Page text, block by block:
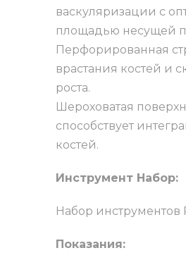
васкуляризации с
площадью несущей
Перфорированная
врастания костей и
роста.
Шероховатая
способствует
костей.
Инструмент Набор:
Набор инструментов
Показания: